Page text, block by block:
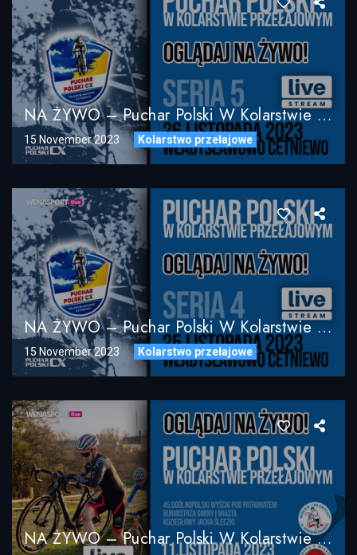
NA ŻYWO – Puchar Polski W Kolarstwie Przełajowym SERIA 5 – Władysławowo Cetniewo 26.11.2023
15 November 2023 Kolarstwo przełajowe
NA ŻYWO – Puchar Polski W Kolarstwie Przełajowym SERIA 4 – Władysławowo Cetniewo 25.11.2023
15 November 2023 Kolarstwo przełajowe
NA ŻYWO – Puchar Polski W Kolarstwie Przełajowym SERIA 3 – Koziegłowy 11.11.2023